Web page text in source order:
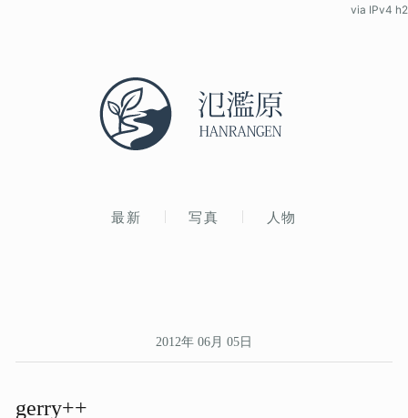
最新 写真 人物
via IPv4 h2
2012年 06月 05日
gerry++